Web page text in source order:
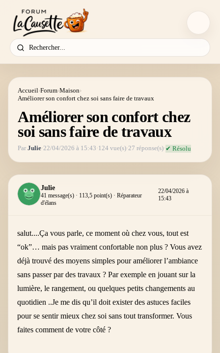
Accueil›Forum›Maison›
Améliorer son confort chez soi sans faire de travaux
Améliorer son confort chez
soi sans faire de travaux
ParJulie·22/04/2026 à 15:43·124 vue(s)·27 réponse(s)·✔ Résolu
Julie
41 message(s) · 113,5 point(s) · Réparateur
d'élans
22/04/2026 à
15:43
salut....Ça vous parle, ce moment où chez vous, tout est
“ok”… mais pas vraiment confortable non plus ? Vous avez
déjà trouvé des moyens simples pour améliorer l’ambiance
sans passer par des travaux ? Par exemple en jouant sur la
lumière, le rangement, ou quelques petits changements au
quotidien ..Je me dis qu’il doit exister des astuces faciles
pour se sentir mieux chez soi sans tout transformer. Vous
faites comment de votre côté ?